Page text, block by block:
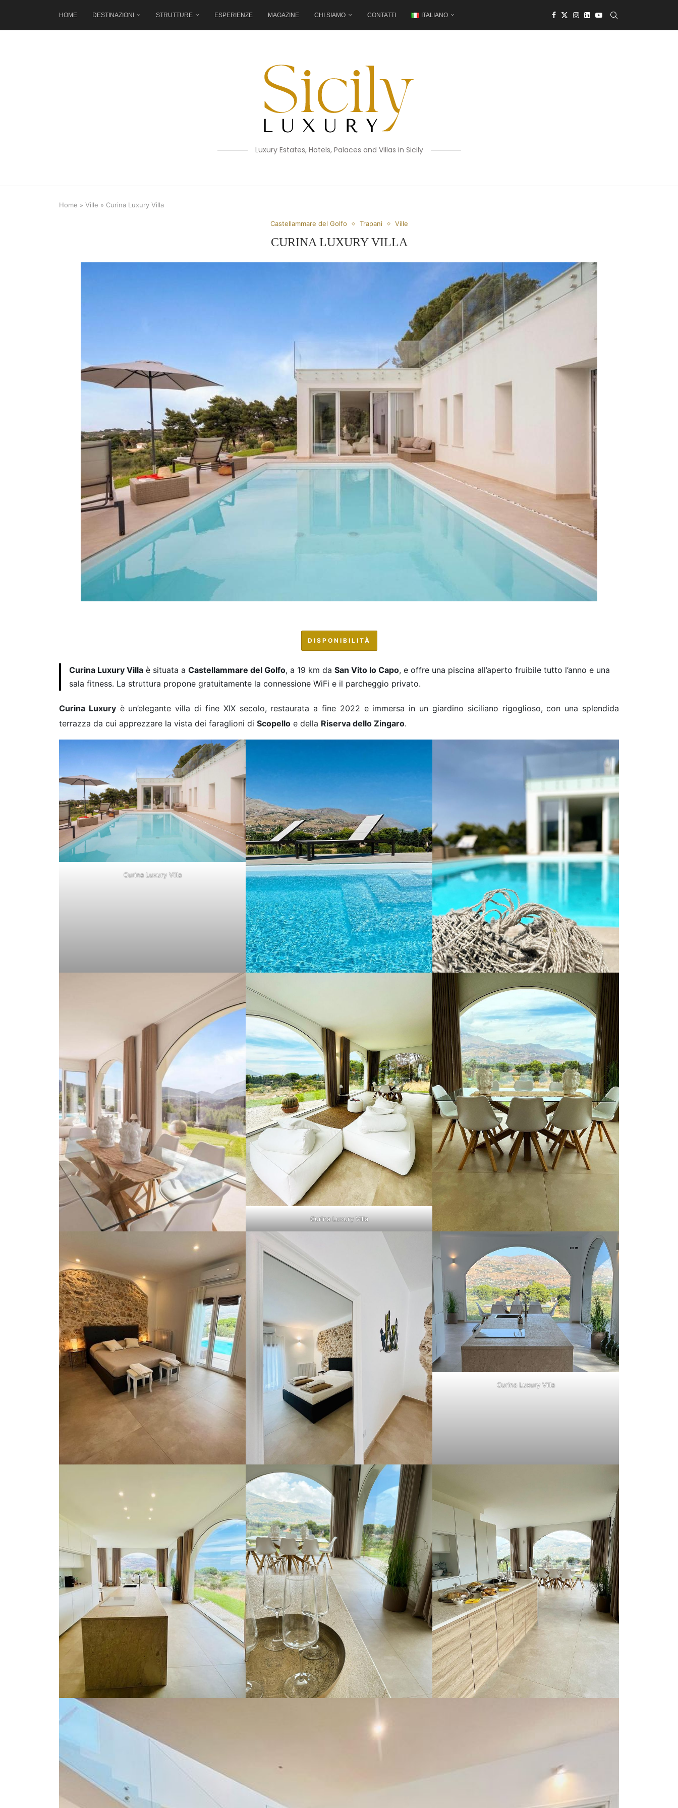
HOME DESTINAZIONI STRUTTURE ESPERIENZE MAGAZINE CHI SIAMO CONTATTI ITALIANO
Luxury Estates, Hotels, Palaces and Villas in Sicily
Home » Ville » Curina Luxury Villa
Castellammare del Golfo Trapani Ville
CURINA LUXURY VILLA
DISPONIBILITÀ
Curina Luxury Villa è situata a Castellammare del Golfo, a 19 km da San Vito lo Capo, e offre una piscina all’aperto fruibile tutto l’anno e una
sala fitness. La struttura propone gratuitamente la connessione WiFi e il parcheggio privato.
Curina Luxuryè un’elegante villa di fine XIX secolo, restaurata a fine 2022 e immersa in un giardino siciliano rigoglioso, con una splendida
terrazza da cui apprezzare la vista dei faraglioni di Scopello e della Riserva dello Zingaro.
Curina Luxury Villa
Curina Luxury Villa
Curina Luxury Villa